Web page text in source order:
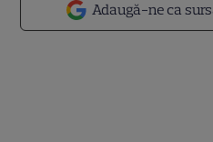
Adaugă-ne ca